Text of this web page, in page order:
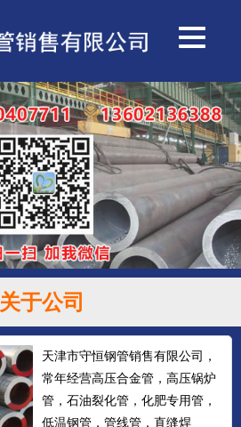
关于公司
天津市守恒钢管销售有限公司，
常年经营高压合金管，高压锅炉
管，石油裂化管，化肥专用管，
低温钢管，管线管，直缝焊